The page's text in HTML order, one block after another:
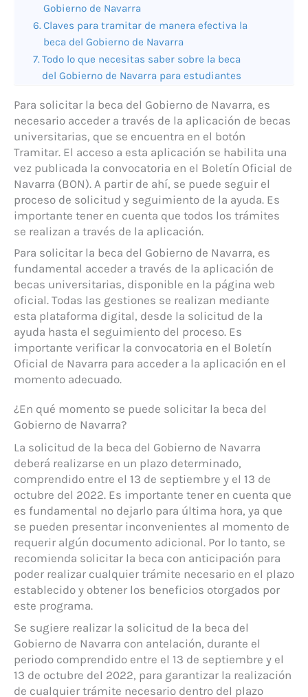
Gobierno de Navarra
Claves para tramitar de manera efectiva la
beca del Gobierno de Navarra
Todo lo que necesitas saber sobre la beca
del Gobierno de Navarra para estudiantes
Para solicitar la beca del Gobierno de Navarra, es
necesario acceder a través de la aplicación de becas
universitarias, que se encuentra en el botón
Tramitar. El acceso a esta aplicación se habilita una
vez publicada la convocatoria en el Boletín Oficial de
Navarra (BON). A partir de ahí, se puede seguir el
proceso de solicitud y seguimiento de la ayuda. Es
importante tener en cuenta que todos los trámites
se realizan a través de la aplicación.
Para solicitar la beca del Gobierno de Navarra, es
fundamental acceder a través de la aplicación de
becas universitarias, disponible en la página web
oficial. Todas las gestiones se realizan mediante
esta plataforma digital, desde la solicitud de la
ayuda hasta el seguimiento del proceso. Es
importante verificar la convocatoria en el Boletín
Oficial de Navarra para acceder a la aplicación en el
momento adecuado.
¿En qué momento se puede solicitar la beca del
Gobierno de Navarra?
La solicitud de la beca del Gobierno de Navarra
deberá realizarse en un plazo determinado,
comprendido entre el 13 de septiembre y el 13 de
octubre del 2022. Es importante tener en cuenta que
es fundamental no dejarlo para última hora, ya que
se pueden presentar inconvenientes al momento de
requerir algún documento adicional. Por lo tanto, se
recomienda solicitar la beca con anticipación para
poder realizar cualquier trámite necesario en el plazo
establecido y obtener los beneficios otorgados por
este programa.
Se sugiere realizar la solicitud de la beca del
Gobierno de Navarra con antelación, durante el
periodo comprendido entre el 13 de septiembre y el
13 de octubre del 2022, para garantizar la realización
de cualquier trámite necesario dentro del plazo